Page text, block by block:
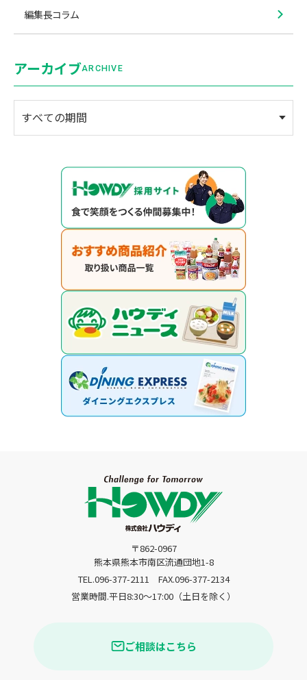
編集長コラム
アーカイブARCHIVE
〒862-0967
熊本県熊本市南区流通団地1-8
TEL.096-377-2111
FAX.096-377-2134
営業時間.平日8:30〜17:00（土日を除く）
ご相談はこちら